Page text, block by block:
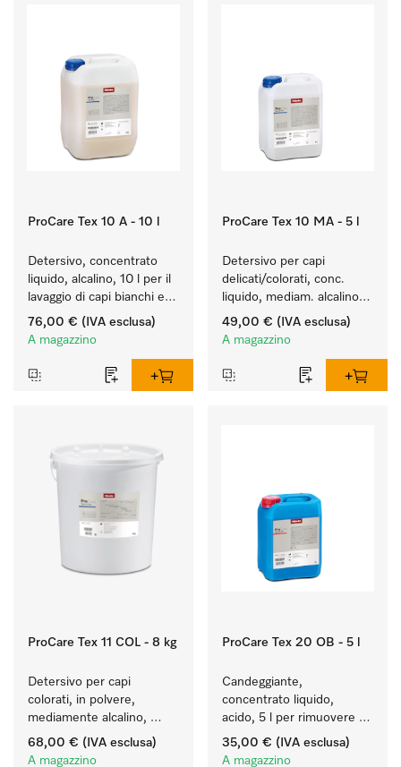
ProCare Tex 10 A - 10 l
Detersivo, concentrato
liquido, alcalino, 10 l per il
lavaggio di capi bianchi e
colorati resistenti.
76,00 € (IVA esclusa)
A magazzino
ProCare Tex 10 MA - 5 l
Detersivo per capi
delicati/colorati, conc.
liquido, mediam. alcalino,
5 l per il lavaggio di capi
colorati e capi delicati.
49,00 € (IVA esclusa)
A magazzino
ProCare Tex 11 COL - 8 kg
Detersivo per capi
colorati, in polvere,
mediamente alcalino,
8 kg per preservare i
colori e il lavaggio dei capi
68,00 € (IVA esclusa)
A magazzino
ProCare Tex 20 OB - 5 l
Candeggiante,
concentrato liquido,
acido, 5 l per rimuovere
efficacemente le macchie
più ostinate.
35,00 € (IVA esclusa)
A magazzino